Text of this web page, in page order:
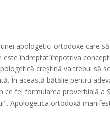
apologetici ortodoxe care
îndreptat împotriva
creştină va trebui să
În această bătălie pentru
fel formularea proverbială
Apologetica ortodoxă